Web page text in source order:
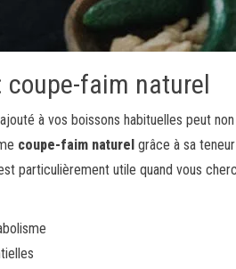
coupe-faim naturel
à vos boissons habituelles peut
coupe-faim naturel grâce à sa
particulièrement utile quand vous